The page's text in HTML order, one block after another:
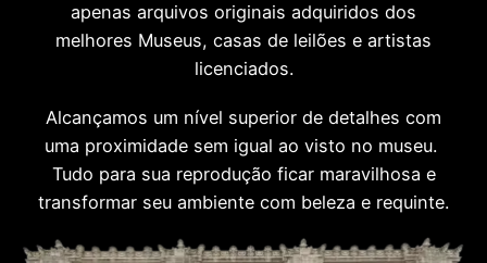
apenas arquivos originais adquiridos dos
melhores Museus, casas de leilões e artistas
licenciados.
Alcançamos um nível superior de detalhes com
uma proximidade sem igual ao visto no museu.
Tudo para sua reprodução ficar maravilhosa e
transformar seu ambiente com beleza e requinte.